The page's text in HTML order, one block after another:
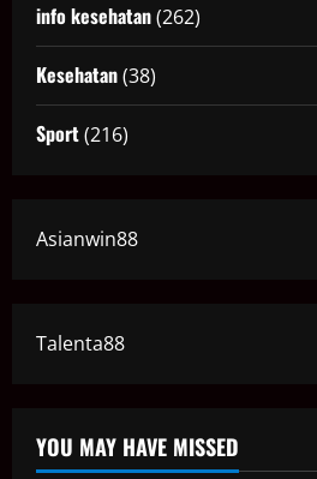
info kesehatan(262)
Kesehatan(38)
Sport(216)
Asianwin88
Talenta88
YOU MAY HAVE MISSED